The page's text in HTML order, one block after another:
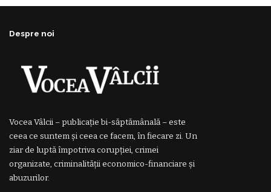
Despre noi
Vocea Vâlcii – publicație bi-săptămânală – este
ceea ce suntem și ceea ce facem, în fiecare zi. Un
ziar de luptă împotriva corupției, crimei
organizate, criminalității economico-financiare și
abuzurilor.